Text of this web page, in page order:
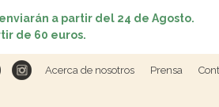
a partir del 24 de Agosto.
de 60 euros.
Acerca de nosotros Prensa